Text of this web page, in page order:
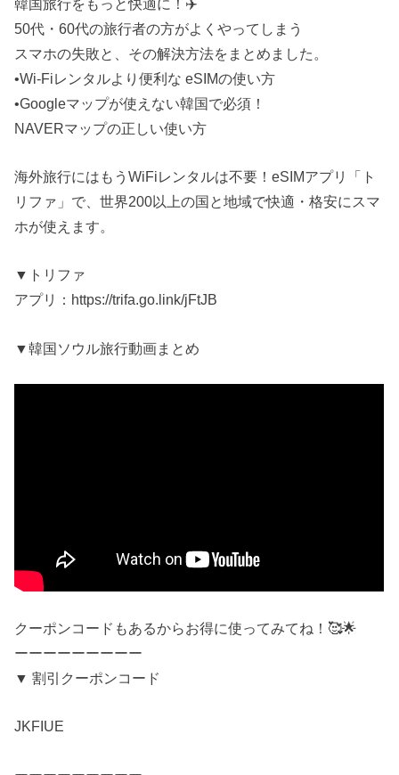
韓国旅行をもっと快適に！✈️
50代・60代の旅行者の方がよくやってしまう
スマホの失敗と、その解決方法をまとめました。
•Wi-Fiレンタルより便利な eSIMの使い方
•Googleマップが使えない韓国で必須！
NAVERマップの正しい使い方
海外旅行にはもうWiFiレンタルは不要！eSIMアプリ「ト
リファ」で、世界200以上の国と地域で快適・格安にスマ
ホが使えます。
▼トリファ
アプリ：https://trifa.go.link/jFtJB
▼韓国ソウル旅行動画まとめ
クーポンコードもあるからお得に使ってみてね！🥰🌟
ーーーーーーーーー
▼ 割引クーポンコード
JKFIUE